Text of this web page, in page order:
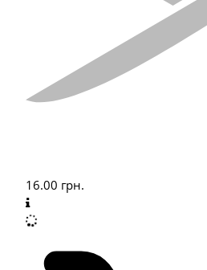
16.00 грн.